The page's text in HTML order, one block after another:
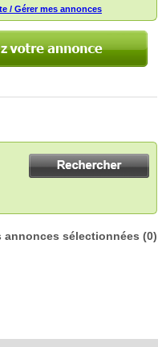
/ Gérer mes annonces
annonces sélectionnées (0)